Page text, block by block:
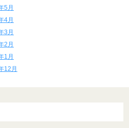
5月
4月
3月
2月
1月
12月